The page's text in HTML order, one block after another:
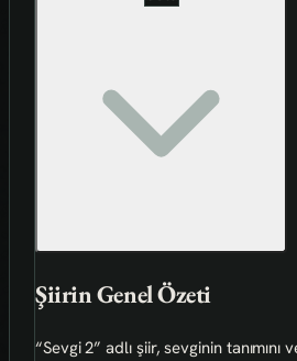
Şiirin Genel Özeti
“Sevgi 2” adlı şiir, sevginin tanımını